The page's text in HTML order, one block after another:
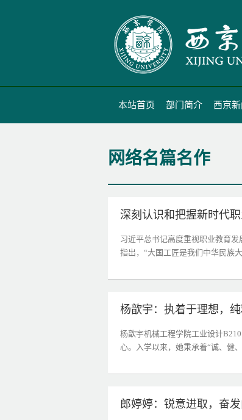
本站首页 部门简介 西京新
网络名篇名作
深刻认识和把握新时代
习近平总书记高度重视职业教育
指出，“大国工匠是我们中华民族
杨歆宇：执着于理想，
杨歆宇机械工程学院工业设计
心。入学以来，她秉承着“诚、健
郎婷婷：锐意进取，奋